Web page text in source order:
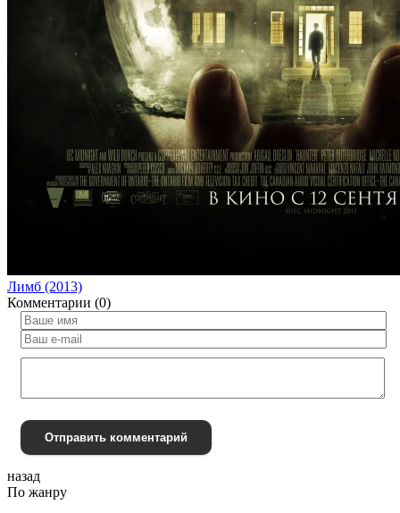
Лимб (2013)
Комментарии (0)
Отправить комментарий
назад
По жанру